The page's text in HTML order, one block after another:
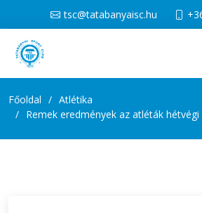
tsc@tatabanyaisc.hu
Főoldal
Atlétika
Remek eredmények az atléták hétvégi